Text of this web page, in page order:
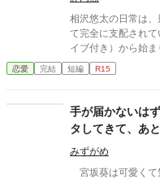
相沢悠太の日常は
て完全に支配されている。 朝のモーニングコール
イブ付き）から始
務付けられた手作
はこれを「家族愛」だ
の一途。周囲の冷
高まる中、悠太の
る。 この溺愛っぷり、いつまで「家族」で通せるのか？ 甘すぎる
日常が、悠太の鈍
ックスの、超高濃
恋愛 完結 短編 R15
手が届かないは
タしてきて、あ
みずがめ
宮坂葵は可愛く